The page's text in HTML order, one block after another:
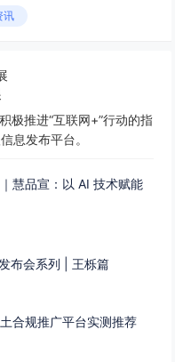
讯
极推进“互联网+”行动的指
息发布平台。
慧品宣：以 AI 技术赋能
布会系列 | 王栎篇
合规推广平台实测推荐